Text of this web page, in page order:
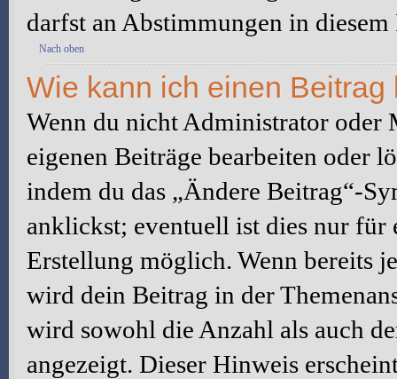
darfst an Abstimmungen in
Nach oben
Wie kann ich einen
Wenn du nicht Administrator oder
eigenen Beiträge bearbeiten oder
indem du das „Ändere Beitrag“-
anklickst; eventuell ist dies nur für
Erstellung möglich. Wenn bereits
wird dein Beitrag in der
wird sowohl die Anzahl als auch
angezeigt. Dieser Hinweis